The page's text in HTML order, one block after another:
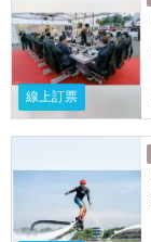
線上訂票